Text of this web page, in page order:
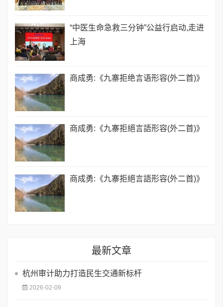
“中医生命急救三分钟”公益行启动,走进
上海
商成勇:《九寨拒绝言语形容(外二首)》
商成勇:《九寨拒絕言語形容(外二首)》
商成勇:《九寨拒絕言語形容(外二首)》
最新文章
杭州审计助力打造民生交通新标杆
2026-02-09